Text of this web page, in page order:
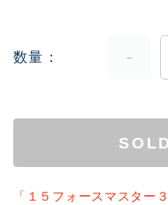
数量
「１５フォースマスター